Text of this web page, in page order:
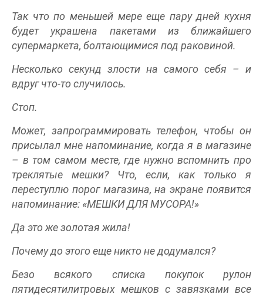
Так что по меньшей мере еще пару дней кухня
будет украшена пакетами из ближайшего
супермаркета, болтающимися под раковиной.
Несколько секунд злости на самого себя – и
вдруг что-то случилось.
Стоп.
Может, запрограммировать телефон, чтобы он
присылал мне напоминание, когда я в магазине
– в том самом месте, где нужно вспомнить про
треклятые мешки? Что, если, как только я
переступлю порог магазина, на экране появится
напоминание: «МЕШКИ ДЛЯ МУСОРА!»
Да это же золотая жила!
Почему до этого еще никто не додумался?
Безо всякого списка покупок рулон
пятидесятилитровых мешков с завязками все